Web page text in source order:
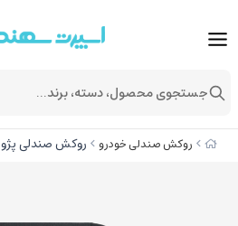
روکش صندلی خودرو روکش صندلی پژو 206 ، 207 و رانا پلاس | طرح گلدوزی | کد R288
جستجوی محصول، دسته، برند...